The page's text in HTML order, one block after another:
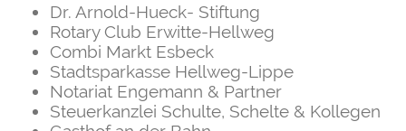
Dr. Arnold-Hueck- Stiftung
Rotary Club Erwitte-Hellweg
Combi Markt Esbeck
Stadtsparkasse Hellweg-Lippe
Notariat Engemann & Partner
Steuerkanzlei Schulte, Schelte & Kollegen